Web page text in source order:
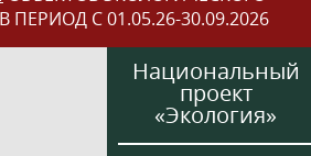
С 01.05.26-30.09.2026
Национальный
проект
«Экология»